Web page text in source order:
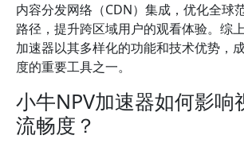
内容分发网络（CDN）集成，优化全球
路径，提升跨区域用户的观看体验。综
加速器以其多样化的功能和技术优势，
度的重要工具之一。
小牛NPV加速器如何影响
流畅度？